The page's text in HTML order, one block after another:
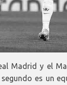
Madrid y el
es un